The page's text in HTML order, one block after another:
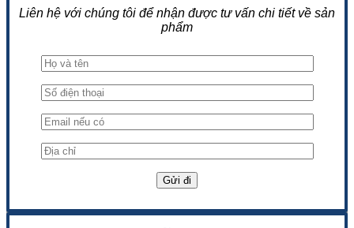
Liên hệ với chúng tôi để nhận được tư vấn chi tiết về sản
phẩm